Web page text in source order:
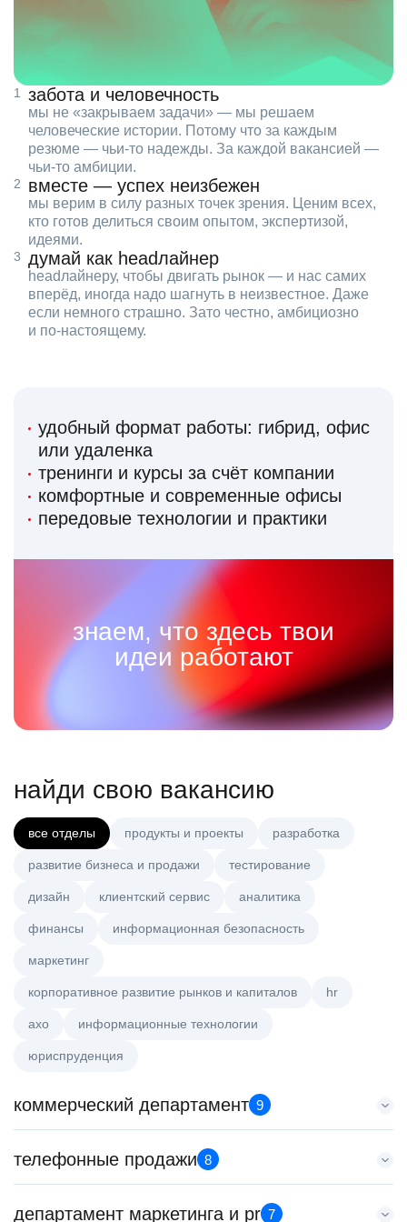
забота и человечность
мы не «закрываем задачи» — мы решаем
человеческие истории. Потому что за каждым
резюме — чьи‑то надежды. За каждой вакансией —
чьи‑то амбиции.
вместе — успех неизбежен
мы верим в силу разных точек зрения. Ценим всех,
кто готов делиться своим опытом, экспертизой,
идеями.
думай как headлайнер
headлайнеру, чтобы двигать рынок — и нас самих
вперёд, иногда надо шагнуть в неизвестное. Даже
если немного страшно. Зато честно, амбициозно
и по‑настоящему.
удобный формат работы: гибрид, офис
или удаленка
тренинги и курсы за счёт компании
комфортные и современные офисы
передовые технологии и практики
знаем, что здесь твои
идеи работают
найди свою вакансию
все отделы продукты и проекты разработка
развитие бизнеса и продажи тестирование
дизайн клиентский сервис аналитика
финансы информационная безопасность
маркетинг
корпоративное развитие рынков и капиталов hr
axo информационные технологии
юриспруденция
коммерческий департамент 9
Key Account Manager (EdTech)
HeadHunter::Коммерческий департамент
150000 ₽
телефонные продажи 8
Менеджер по продажам в сегменте среднего и крупного
департамент маркетинга и pr 7